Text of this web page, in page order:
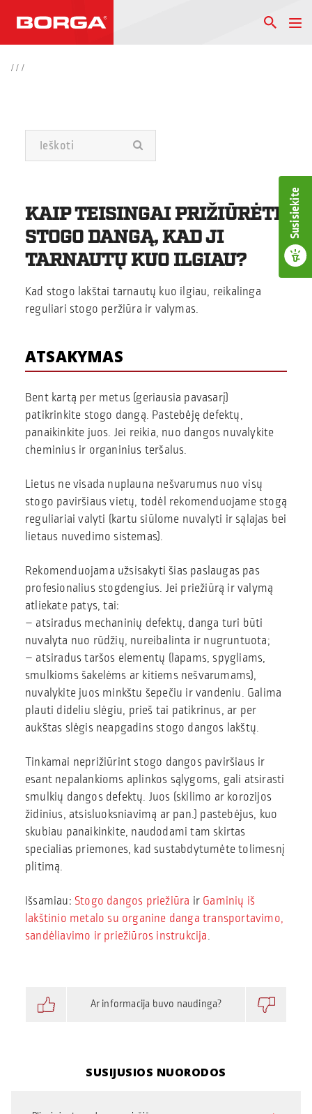
Susisiekite
// /
KAIP TEISINGAI PRIŽIŪRĖTI
STOGO DANGĄ, KAD JI
TARNAUTŲ KUO ILGIAU?
Kad stogo lakštai tarnautų kuo ilgiau, reikalinga
reguliari stogo peržiūra ir valymas.
ATSAKYMAS
Bent kartą per metus (geriausia pavasarį)
patikrinkite stogo dangą. Pastebėję defektų,
panaikinkite juos. Jei reikia, nuo dangos nuvalykite
cheminius ir organinius teršalus.
Lietus ne visada nuplauna nešvarumus nuo visų
stogo paviršiaus vietų, todėl rekomenduojame stogą
reguliariai valyti (kartu siūlome nuvalyti ir sąlajas bei
lietaus nuvedimo sistemas).
Rekomenduojama užsisakyti šias paslaugas pas
profesionalius stogdengius. Jei priežiūrą ir valymą
atliekate patys, tai:
– atsiradus mechaninių defektų, danga turi būti
nuvalyta nuo rūdžių, nureibalinta ir nugruntuota;
– atsiradus taršos elementų (lapams, spygliams,
smulkioms šakelėms ar kitiems nešvarumams),
nuvalykite juos minkštu šepečiu ir vandeniu. Galima
plauti dideliu slėgiu, prieš tai patikrinus, ar per
aukštas slėgis neapgadins stogo dangos lakštų.
Tinkamai neprižiūrint stogo dangos paviršiaus ir
esant nepalankioms aplinkos sąlygoms, gali atsirasti
smulkių dangos defektų. Juos (skilimo ar korozijos
židinius, atsisluoksniavimą ar pan.) pastebėjus, kuo
skubiau panaikinkite, naudodami tam skirtas
specialias priemones, kad sustabdytumėte tolimesnį
plitimą.
Išsamiau: Stogo dangos priežiūra ir Gaminių iš
lakštinio metalo su organine danga transportavimo,
sandėliavimo ir priežiūros instrukcija.
Ar informacija buvo naudinga?
SUSIJUSIOS NUORODOS